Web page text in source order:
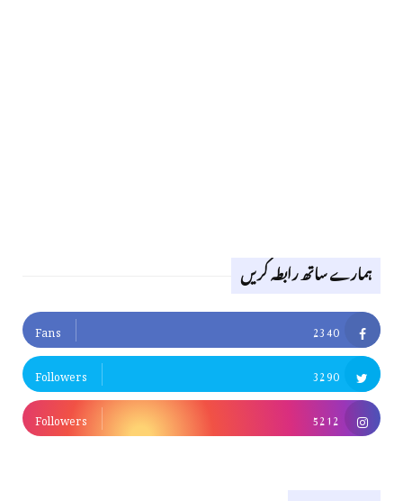
ہمارے ساتھ رابطہ کریں
2340
Fans
3290
Followers
5212
Followers